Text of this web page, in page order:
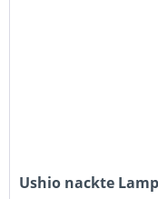
Ushio nackte